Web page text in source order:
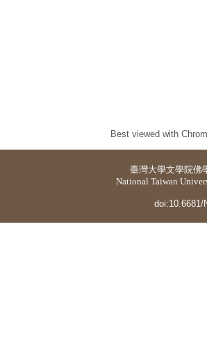
Best viewed with
臺灣大學文學院佛
National Taiwan
doi:10.6681/